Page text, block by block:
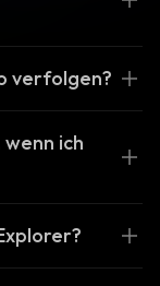
verfolgen?
ich